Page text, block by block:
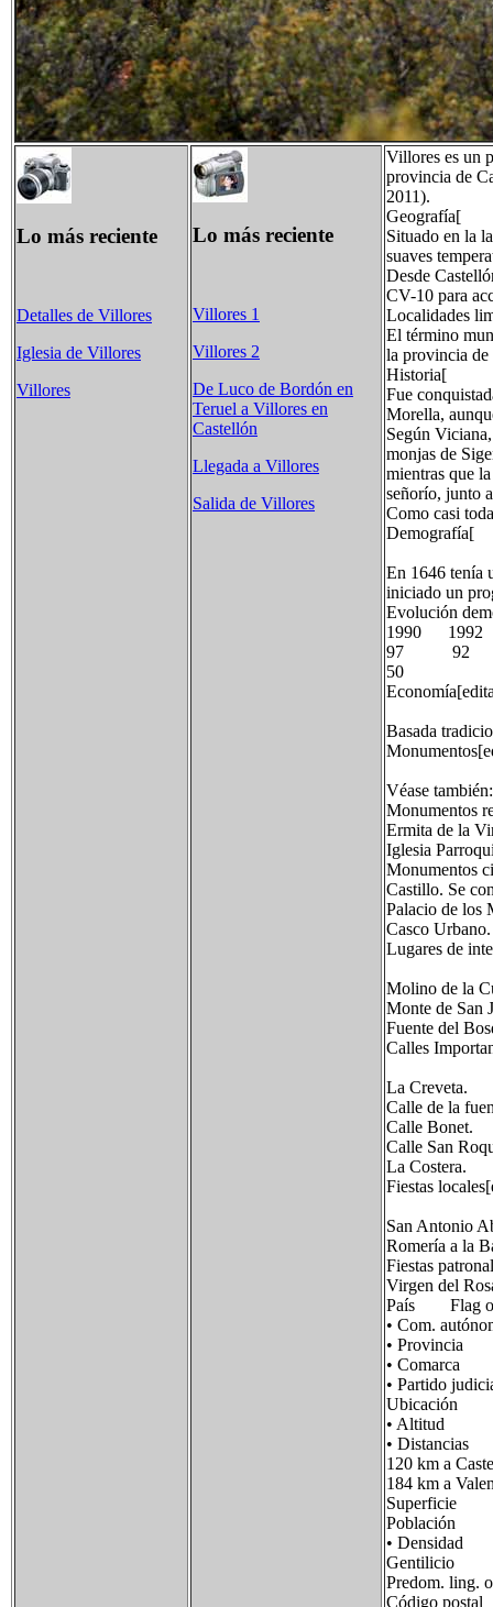
Lo más reciente
Detalles de Villores
Iglesia de Villores
Villores
Lo más reciente
Villores 1
Villores 2
De Luco de Bordón en
Teruel a Villores en
Castellón
Llegada a Villores
Salida de Villores
Villores es un
provincia de
2011).
Geografía[
Situado en la
suaves
Desde
CV-10 para
Localidades
El término
la provincia de
Historia[
Fue
Morella,
Según
monjas de
mientras que
señorío, junto
Como casi
Demografía[
En 1646 tenía
iniciado un
Evolución
1990
97
50
Basada
Véase
Monumentos
Ermita de la
Iglesia
Monumentos
Castillo. Se
Palacio de los
Casco
Lugares de
Molino de la
Monte de San
Fuente del
Calles
La Creveta.
Calle de la
Calle Bonet.
Calle San
La Costera.
Fiestas
San Antonio
Romería a la
Fiestas
Virgen del
País Flag of
• Com.
• Provincia
• Comarca
• Partido
Ubicación
• Altitud
• Distancias
120 km a
184 km a
Superficie
Población
• Densidad
Gentilicio
Predom.
Código